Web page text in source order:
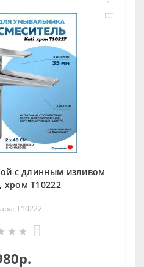
с длинным изливом
хром T10222
T10222